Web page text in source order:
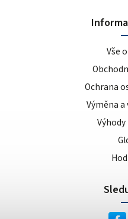
Vše
Ochrana
Výměna